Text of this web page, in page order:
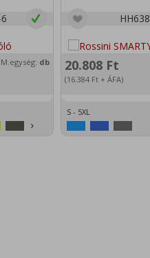
M.egység: db 20.808 Ft
(16.384 Ft+ ÁFA)
S - 5XL